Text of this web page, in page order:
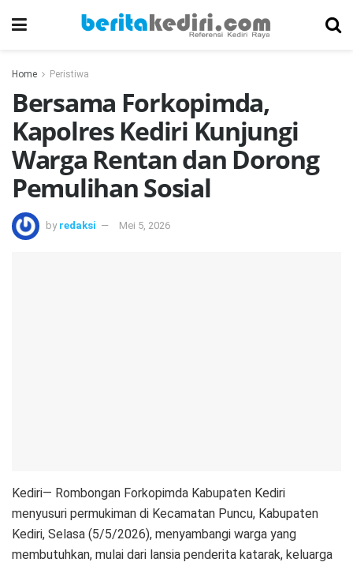
Home Peristiwa
Bersama Forkopimda,
Kapolres Kediri Kunjungi
Warga Rentan dan Dorong
Pemulihan Sosial
by redaksi Mei 5, 2026
Kediri— Rombongan Forkopimda Kabupaten Kediri
menyusuri permukiman di Kecamatan Puncu, Kabupaten
Kediri, Selasa (5/5/2026), menyambangi warga yang
membutuhkan, mulai dari lansia penderita katarak, keluarga